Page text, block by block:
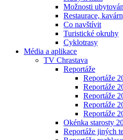
Možnosti
Restaurace,
Co navštívit
Turistické okruhy
Cyklotrasy
Média a aplikace
TV Chrastava
Reportáže
Reportáže
Reportáže
Reportáže
Reportáže
Reportáže
Okénka starosty
Reportáže jiných